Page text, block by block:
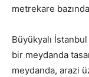
metrekare
Büyükyalı
bir meydanda
meydanda, arazi